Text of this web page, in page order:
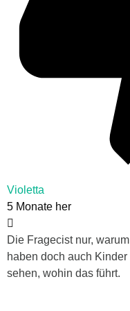
Violetta
5 Monate her
Die Fragecist nur,
haben doch auch
sehen, wohin das führt.